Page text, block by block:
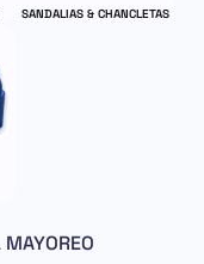
SANDALIAS & CHANCLETAS